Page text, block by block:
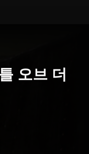
오브 더